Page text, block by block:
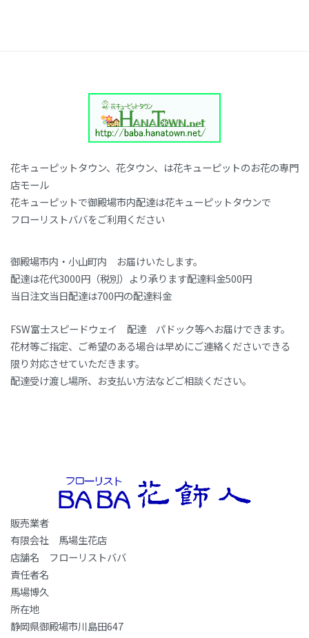
花キューピットタウン、花タウン、は花キューピットのお花の専門
店モール
花キューピットで御殿場市内配達は花キューピットタウンで
フローリストババをご利用ください
御殿場市内・小山町内 お届けいたします。
配達は花代3000円（税別）より承ります配達料金500円
当日注文当日配達は700円の配達料金
FSW富士スピードウェイ 配達 パドック等へお届けできます。
花材等ご指定、ご希望のある場合は早めにご連絡くださいできる
限り対応させていただきます。
配達受け渡し場所、お支払い方法などご相談ください。
販売業者
有限会社 馬場生花店
店舗名 フローリストババ
責任者名
馬場博久
所在地
静岡県御殿場市川島田647